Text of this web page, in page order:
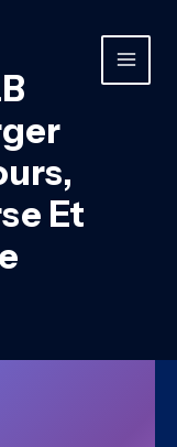
MAIN
Et